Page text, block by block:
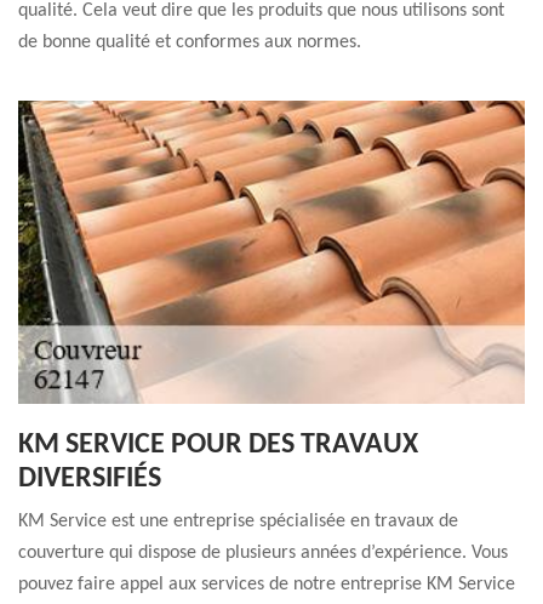
qualité. Cela veut dire que les produits que nous utilisons sont
de bonne qualité et conformes aux normes.
KM SERVICE POUR DES TRAVAUX
DIVERSIFIÉS
KM Service est une entreprise spécialisée en travaux de
couverture qui dispose de plusieurs années d’expérience. Vous
pouvez faire appel aux services de notre entreprise KM Service